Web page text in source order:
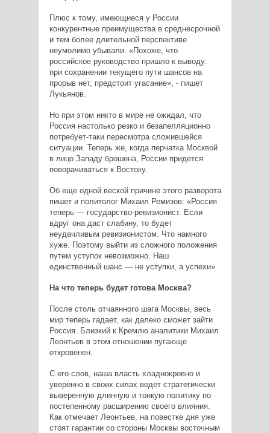
Плюс к тому, имеющиеся у России
конкурентные преимущества в среднесрочной
и тем более длительной перспективе
неумолимо убывали. «Похоже, что
российское руководство пришло к выводу:
при сохранении текущего пути шансов на
прорыв нет, предстоит угасание», - пишет
Лукьянов.
Но при этом никто в мире не ожидал, что
Россия настолько резко и безапелляционно
потребует-таки пересмотра сложившейся
ситуации. Теперь же, когда перчатка Москвой
в лицо Западу брошена, России придется
поворачиваться к Востоку.
Об еще одной веской причине этого разворота
пишет и политолог Михаил Ремизов: «Россия
теперь — государство-ревизионист. Если
вдруг она даст слабину, то будет
неудачливым ревизионистом. Что намного
хуже. Поэтому выйти из сложного положения
путем уступок невозможно. Наш
единственный шанс — не уступки, а успехи».
На что теперь будет готова Москва?
После столь отчаянного шага Москвы, весь
мир теперь гадает, как далеко сможет зайти
Россия. Близкий к Кремлю аналитики Михаил
Леонтьев в этом отношении пугающе
откровенен.
С его слов, наша власть хладнокровно и
уверенно в своих силах ведет стратегически
выверенную длинную и тонкую политику по
постепенному расширению своего влияния.
Как отмечает Леонтьев, на повестке дня уже
стоят гарантии со стороны Москвы восточным